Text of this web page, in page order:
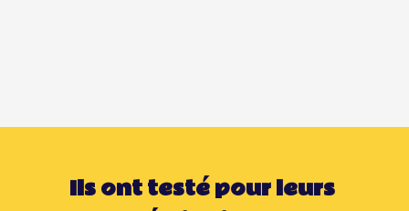
Ils ont testé pour leurs